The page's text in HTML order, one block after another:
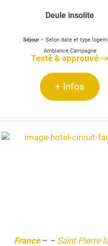
Deule insolite
Séjour– Selon date et type
Ambiance Campagne
Testé & approuvé ->
+ Infos
France– – Saint Pierre